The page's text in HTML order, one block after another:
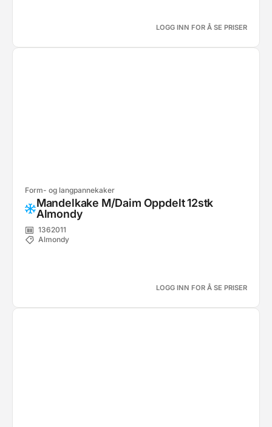
LOGG INN FOR Å SE PRISER
Form- og langpannekaker
Mandelkake M/Daim Oppdelt 12stk
Almondy
1362011
Almondy
LOGG INN FOR Å SE PRISER